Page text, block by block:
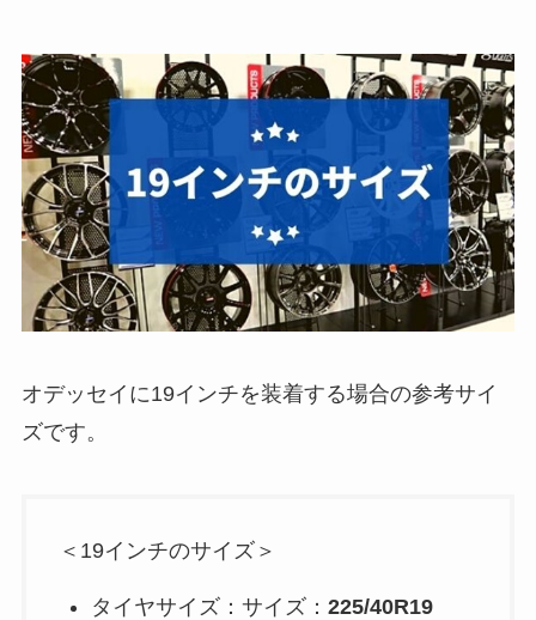
オデッセイに19インチを装着する場合の参考サイ
ズです。
＜19インチのサイズ＞
タイヤサイズ：サイズ： 225/40R19